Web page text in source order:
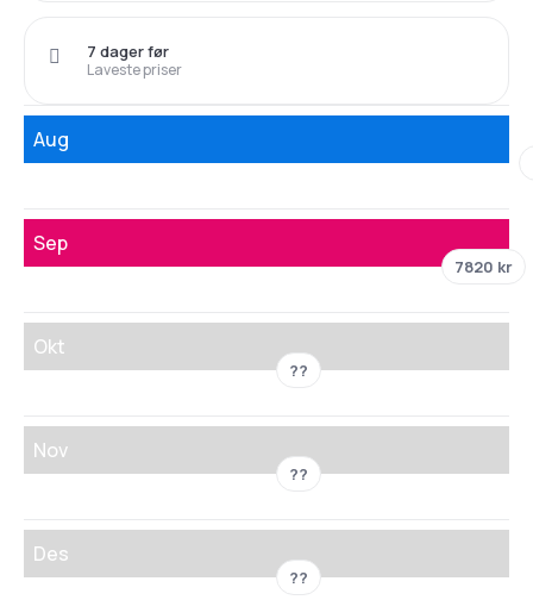
Laveste priser
7 dager før
Aug
Sep
7820 kr
Okt
??
Nov
??
Des
??